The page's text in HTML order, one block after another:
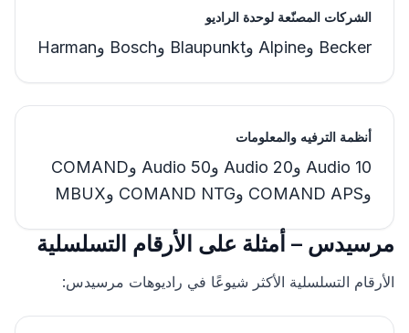
الشركات المصنّعة لوحدة الراديو
Becker وAlpine وBlaupunkt وBosch وHarman
أنظمة الترفيه والمعلومات
Audio 10 وAudio 20 وAudio 50 وCOMAND
وCOMAND APS وCOMAND NTG وMBUX
مرسيدس – أمثلة على الأرقام التسلسلية
الأرقام التسلسلية الأكثر شيوعًا في راديوهات مرسيدس: